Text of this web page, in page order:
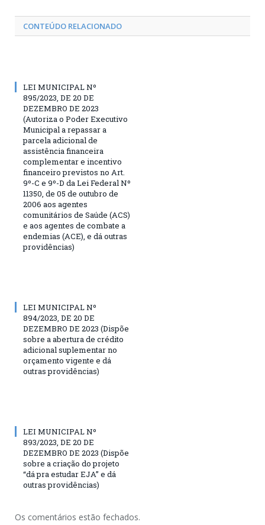
CONTEÚDO RELACIONADO
LEI MUNICIPAL Nº
895/2023, DE 20 DE
DEZEMBRO DE 2023
(Autoriza o Poder Executivo
Municipal a repassar a
parcela adicional de
assistência financeira
complementar e incentivo
financeiro previstos no Art.
9º-C e 9º-D da Lei Federal Nº
11350, de 05 de outubro de
2006 aos agentes
comunitários de Saúde (ACS)
e aos agentes de combate a
endemias (ACE), e dá outras
providências)
LEI MUNICIPAL Nº
894/2023, DE 20 DE
DEZEMBRO DE 2023 (Dispõe
sobre a abertura de crédito
adicional suplementar no
orçamento vigente e dá
outras providências)
LEI MUNICIPAL Nº
893/2023, DE 20 DE
DEZEMBRO DE 2023 (Dispõe
sobre a criação do projeto
“dá pra estudar EJA” e dá
outras providências)
Os comentários estão fechados.